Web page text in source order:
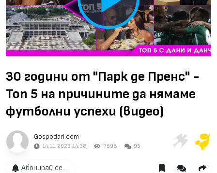
Play
Video
30 години от "Парк де Пренс" -
Топ 5 на причините да нямаме
футболни успехи (видео)
Gospodari.com
14.11.2023 14:38 7598 95
Абонирай се...